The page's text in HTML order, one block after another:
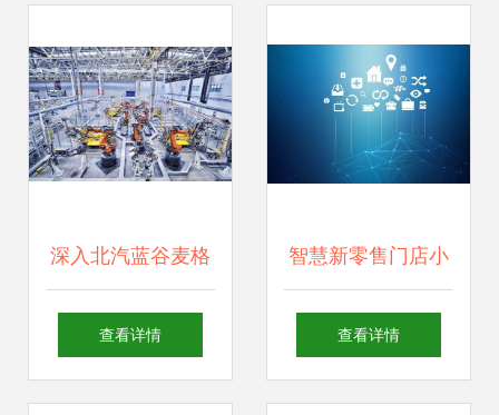
深入北汽蓝谷麦格
纳智造基地 豪门基
查看详情
智慧新零售门店小
程序开发 河南企盟
查看详情